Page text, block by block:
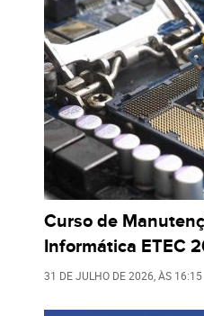
Curso de
Informática ETEC
31 DE JULHO DE 2026 , ÀS 16:15